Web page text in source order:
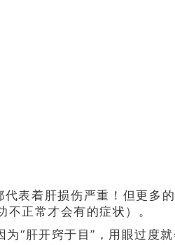
表着肝损伤严重！但更多
正常才会有的症状）。
“肝开窍于目”，用眼过度